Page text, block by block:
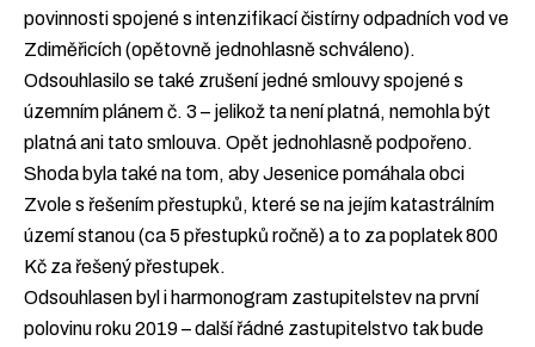
povinnosti spojené s intenzifikací čistírny odpadních vod ve
Zdiměřicích (opětovně jednohlasně schváleno).
Odsouhlasilo se také zrušení jedné smlouvy spojené s
územním plánem č. 3 – jelikož ta není platná, nemohla být
platná ani tato smlouva. Opět jednohlasně podpořeno.
Shoda byla také na tom, aby Jesenice pomáhala obci
Zvole s řešením přestupků, které se na jejím katastrálním
území stanou (ca 5 přestupků ročně) a to za poplatek 800
Kč za řešený přestupek.
Odsouhlasen byl i harmonogram zastupitelstev na první
polovinu roku 2019 – další řádné zastupitelstvo tak bude